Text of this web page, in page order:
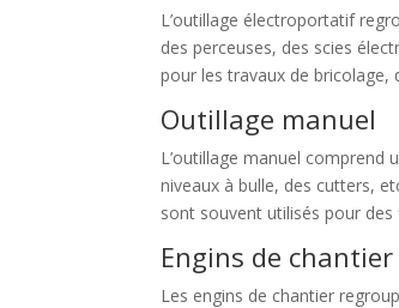
L’outillage électroportatif
des perceuses, des scies
pour les travaux de bricolage,
Outillage manuel
L’outillage manuel comprend
niveaux à bulle, des cutters,
sont souvent utilisés pour
Engins de chantier
Les engins de chantier